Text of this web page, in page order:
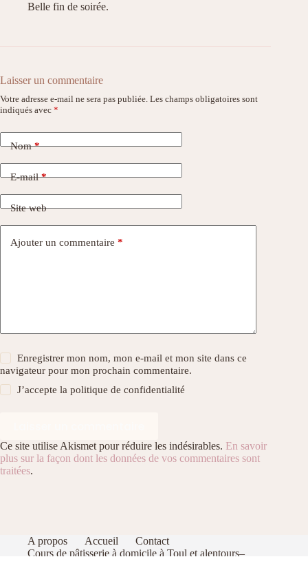
Belle fin de soirée.
Laisser un commentaire
Votre adresse e-mail ne sera pas publiée. Les champs obligatoires sont
indiqués avec *
Nom*
E-mail*
Site web
Ajouter un commentaire *
Enregistrer mon nom, mon e-mail et mon site dans ce
navigateur pour mon prochain commentaire.
J’accepte lapolitique de confidentialité
Ce site utilise Akismet pour réduire les indésirables. En savoir
plus sur la façon dont les données de vos commentaires sont
traitées.
A propos Accueil
Contact
Cours de pâtisserie à domicile à Toul et alentours–